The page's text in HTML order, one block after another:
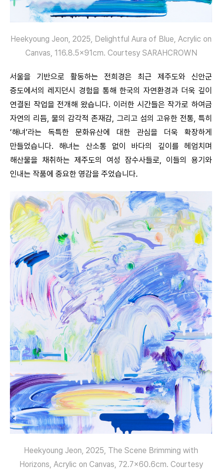
Heekyoung Jeon, 2025, Delightful Aura of Blue, Acrylic on
Canvas, 116.8.5x91cm. Courtesy SARAHCROWN
서울을 기반으로 활동하는 전희경은 최근 제주도와 신안군
증도에서의 레지던시 경험을 통해 한국의 자연환경과 더욱 깊이
연결된 작업을 전개해 왔습니다. 이러한 시간들은 작가로 하여금
자연의 리듬, 물의 감각적 존재감, 그리고 섬의 고유한 전통, 특히
‘해녀’라는 독특한 문화유산에 대한 관심을 더욱 확장하게
만들었습니다. 해녀는 산소통 없이 바다의 깊이를 헤엄치며
해산물을 채취하는 제주도의 여성 잠수사들로, 이들의 용기와
인내는 작품에 중요한 영감을 주었습니다.
Heekyoung Jeon, 2025, The Scene Brimming with
Horizons, Acrylic on Canvas, 72.7×60.6cm. Courtesy